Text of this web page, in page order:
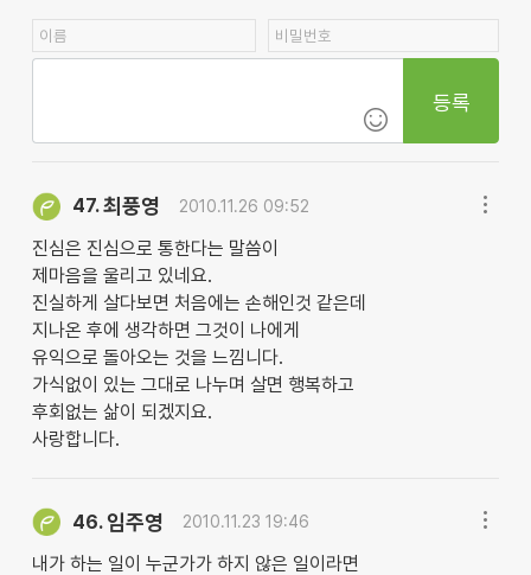
등록
47.최풍영 2010.11.26 09:52
진심은 진심으로 통한다는 말씀이
제마음을 울리고 있네요.
진실하게 살다보면 처음에는 손해인것 같은데
지나온 후에 생각하면 그것이 나에게
유익으로 돌아오는 것을 느낌니다.
가식없이 있는 그대로 나누며 살면 행복하고
후회없는 삶이 되겠지요.
사랑합니다.
46. 임주영 2010.11.23 19:46
내가 하는 일이 누군가가 하지 않은 일이라면